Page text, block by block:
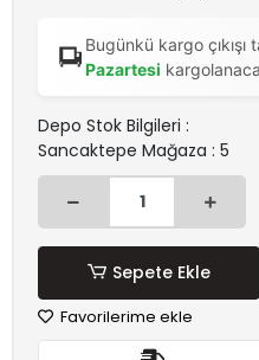
Bugünkü kargo çıkışı
Pazartesi
Depo Stok Bilgileri :
Sancaktepe Mağaza : 5
Sepete Ekle
Favorilerime ekle